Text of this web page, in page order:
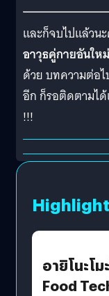
และก็จบไปแล้วน
อาวุธคู่กายอันให
ด้วย บทความต่อไ
อีก ก็รอติดตามไ
!!!
Highlight
อายิโนะโ
Food